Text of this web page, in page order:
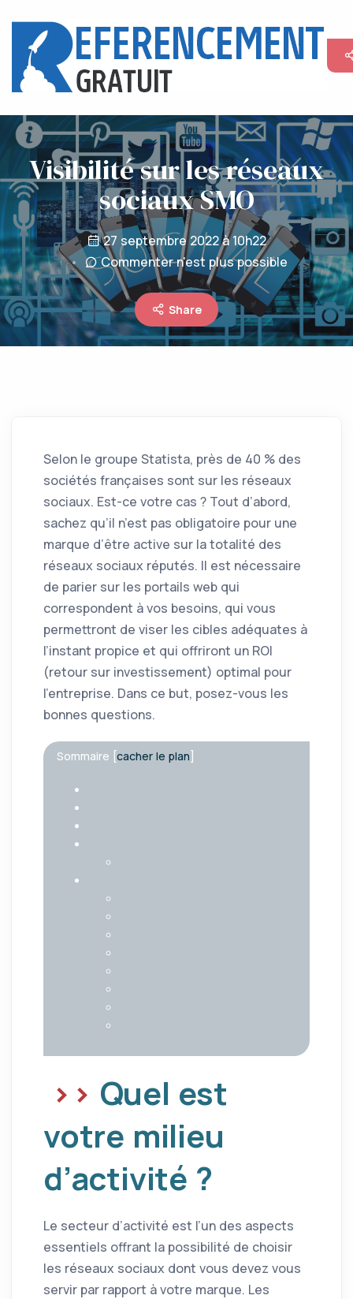
Visibilité sur les réseaux
sociaux SMO
27 septembre 2022 à 10h22
Commenter n'est plus possible
Share
Selon le groupe Statista, près de 40 % des
sociétés françaises sont sur les réseaux
sociaux. Est-ce votre cas ? Tout d’abord,
sachez qu’il n’est pas obligatoire pour une
marque d’être active sur la totalité des
réseaux sociaux réputés. Il est nécessaire
de parier sur les portails web qui
correspondent à vos besoins, qui vous
permettront de viser les cibles adéquates à
l’instant propice et qui offriront un ROI
(retour sur investissement) optimal pour
l’entreprise. Dans ce but, posez-vous les
bonnes questions.
Sommaire [cacher le plan]
Quel est
votre milieu
d’activité ?
Le secteur d’activité est l’un des aspects
essentiels offrant la possibilité de choisir
les réseaux sociaux dont vous devez vous
servir par rapport à votre marque. Les